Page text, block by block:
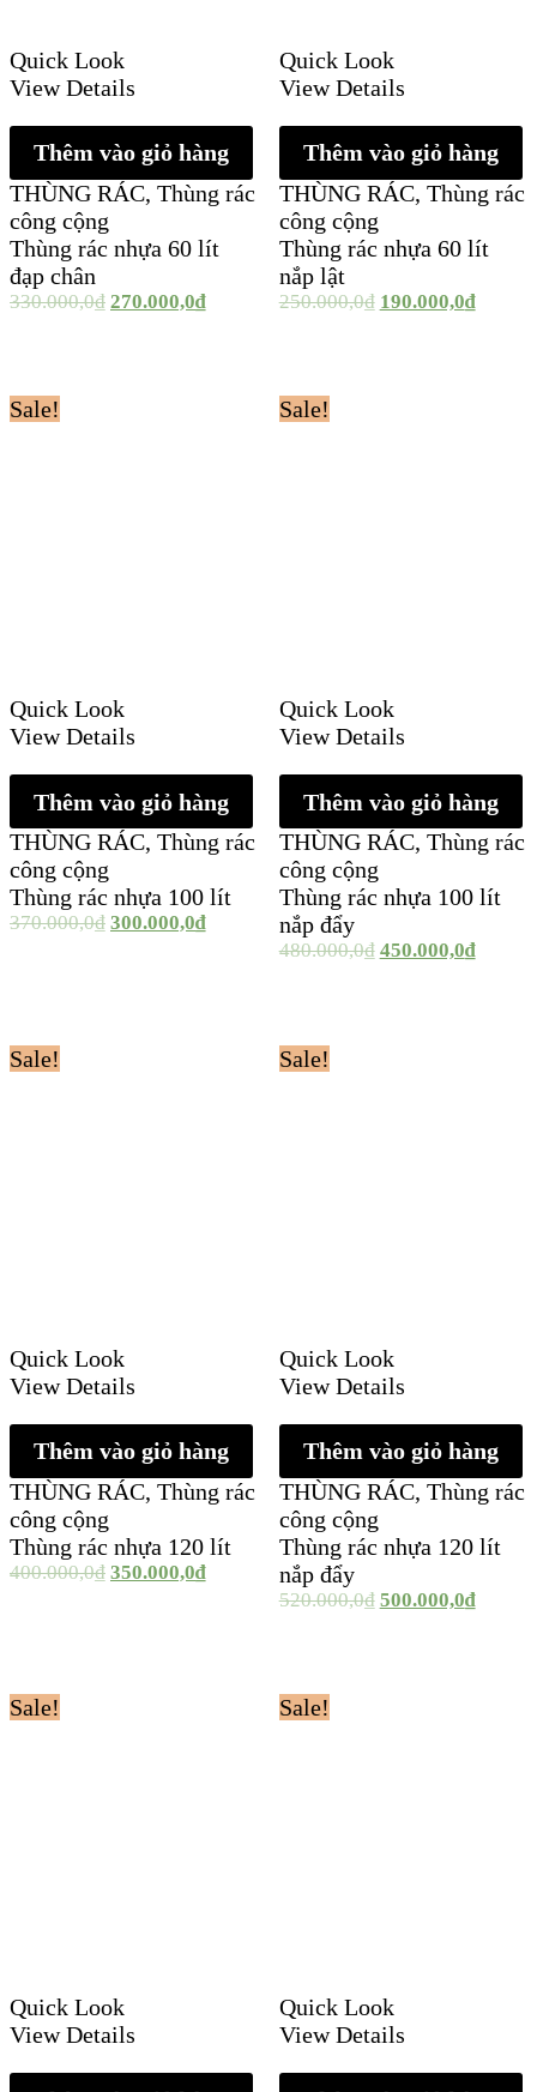
Quick Look
View Details
Thêm vào giỏ hàng
THÙNG RÁC, Thùng rác
công cộng
Thùng rác nhựa 60 lít
đạp chân
330.000,0₫ 270.000,0₫
Quick Look
View Details
Thêm vào giỏ hàng
THÙNG RÁC, Thùng rác
công cộng
Thùng rác nhựa 60 lít
nắp lật
250.000,0₫ 190.000,0₫
Sale!
Quick Look
View Details
Thêm vào giỏ hàng
THÙNG RÁC, Thùng rác
công cộng
Thùng rác nhựa 100 lít
370.000,0₫ 300.000,0₫
Sale!
Quick Look
View Details
Thêm vào giỏ hàng
THÙNG RÁC, Thùng rác
công cộng
Thùng rác nhựa 100 lít
nắp đẩy
480.000,0₫ 450.000,0₫
Sale!
Quick Look
View Details
Thêm vào giỏ hàng
THÙNG RÁC, Thùng rác
công cộng
Thùng rác nhựa 120 lít
400.000,0₫ 350.000,0₫
Sale!
Quick Look
View Details
Thêm vào giỏ hàng
THÙNG RÁC, Thùng rác
công cộng
Thùng rác nhựa 120 lít
nắp đẩy
520.000,0₫ 500.000,0₫
Sale!
Quick Look
View Details
Sale!
Quick Look
View Details